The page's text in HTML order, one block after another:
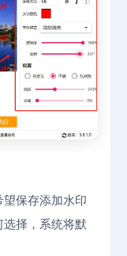
保存添加水印
择，系统将默